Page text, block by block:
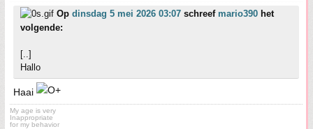
Op dinsdag 5 mei 2026 03:07 schreef mario390 het
volgende:
[..]
Hallo
Haai
My age is very
Inappropriate
for my behavior